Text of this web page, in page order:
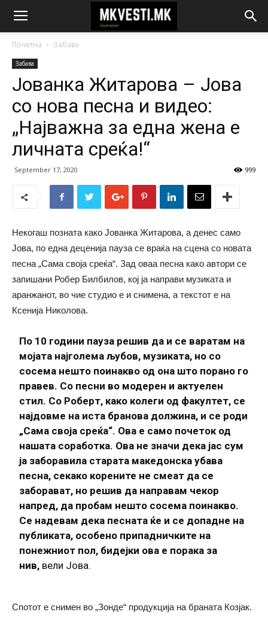
Почетна Забава
Забава
Јованка Житарова – Јова
со нова песна и видео:
„Најважна за една жена е
личната среќа!“
September 17, 2020 999
Некогаш позната како Јованка Житарова, а денес само
Јова, по една деценија пауза се враќа на сцена со новата
песна „Сама своја среќа“. Зад оваа песна како автори се
запишани Робер Билбилов, кој ја направи музиката и
аранжанот, во чие студио е и снимена, а текстот е на
Ксенија Николова.
По 10 години пауза решив да и се варатам на
мојата најголема љубов, музиката, но со
сосема нешто поинакво од она што порано го
правев. Со песни во модерен и актуелен
стил. Со Роберт, како колеги од факултет, се
најдовме на иста бранова должина, и се роди
„Сама своја среќа“. Ова е само почеток од
нашата соработка. Ова не значи дека јас сум
ја заборавила старата македонска убава
песна, секако корените не смеат да се
заборават, но решив да направам чекор
напред, да пробам нешто сосема поинакво.
Се надевам дека песната ќе и се допадне на
публиката, особено припадничките на
понежниот пол, бидејки ова е порака за
нив, вели Јова.
Спотот е снимен во „Зонде“ продукција на браната Козјак.